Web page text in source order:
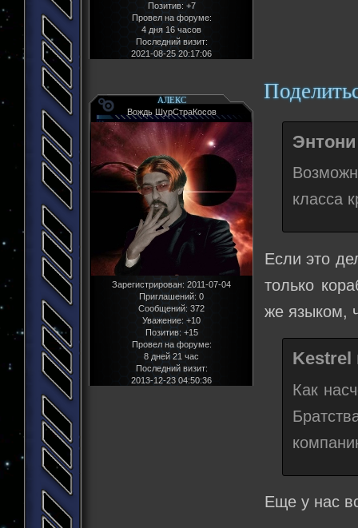
Позитив: +7
Провел на форуме:
4 дня 16 часов
Последний визит:
2021-08-25 20:17:06
АЛЕКС
Вождь ШурСтраКосов
Зарегистрирован: 2011-07-04
Приглашений: 0
Сообщений: 372
Уважение: +10
Позитив: +15
Провел на форуме:
8 дней 21 час
Последний визит:
2013-12-23 04:50:36
класса
Если это
только
же языком,
Kestrel
Как
Еще у нас